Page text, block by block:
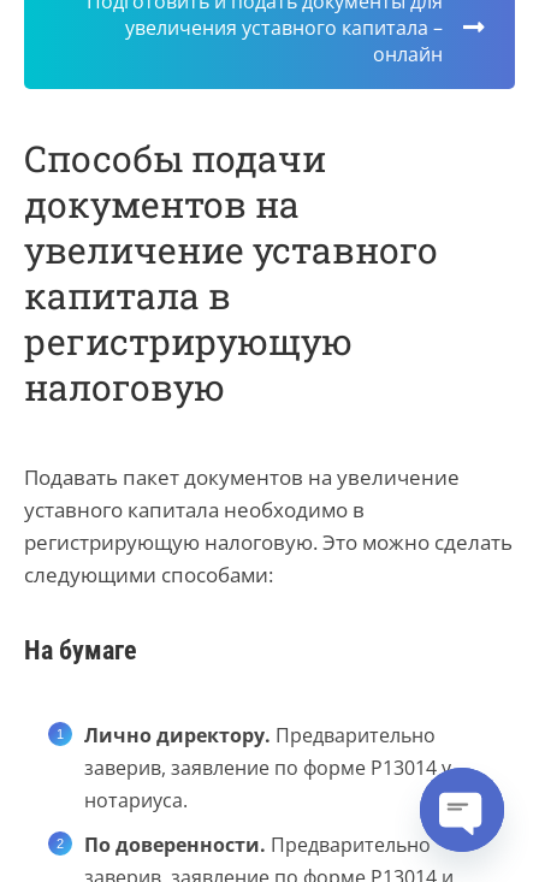
увеличения уставного капитала –
онлайн
Способы подачи
документов на
увеличение уставного
капитала в
регистрирующую
налоговую
Подавать пакет документов на увеличение
уставного капитала необходимо в
регистрирующую налоговую. Это можно сделать
следующими способами:
На бумаге
Лично директору. Предварительно
заверив, заявление по форме Р13014 у
нотариуса.
По доверенности. Предварительно